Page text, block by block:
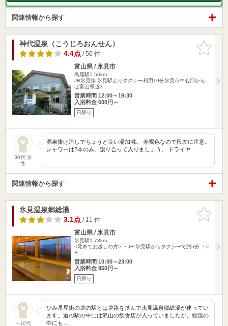
関連情報から探す
お気に入
りに追加
神代温泉（こうじろおんせん）
4.4点/ 50 件
富山県 / 氷見市
島尾駅5.56km
JR氷見線 氷見駅よりタクシー利用10分氷見市中心部から
は富山県道3…
営業時間 12:00～19:30
入浴料金 600円～
日帰り
30代 女
性
源泉掛け流しでちょうど良い湯加減。 赤褐色なので段差に注意。
シャワーは2本のみ。譲り合って入りましょう。 ドライヤ…
関連情報から探す
お気に入
りに追加
氷見温泉郷総湯
3.1点/ 11 件
富山県 / 氷見市
氷見駅1.73km
<電車でお越しの方> ・JR 氷見駅からタクシーで約5分 ・J
R…
営業時間 10:00～23:00
入浴料金 950円～
日帰り
～10代
ひみ番屋街の道の駅とは道路を挟んで氷見温泉郷総湯が建ってい
ます。道の駅の中には沢山の飲食店が入っていましたが、総湯の
中にも…